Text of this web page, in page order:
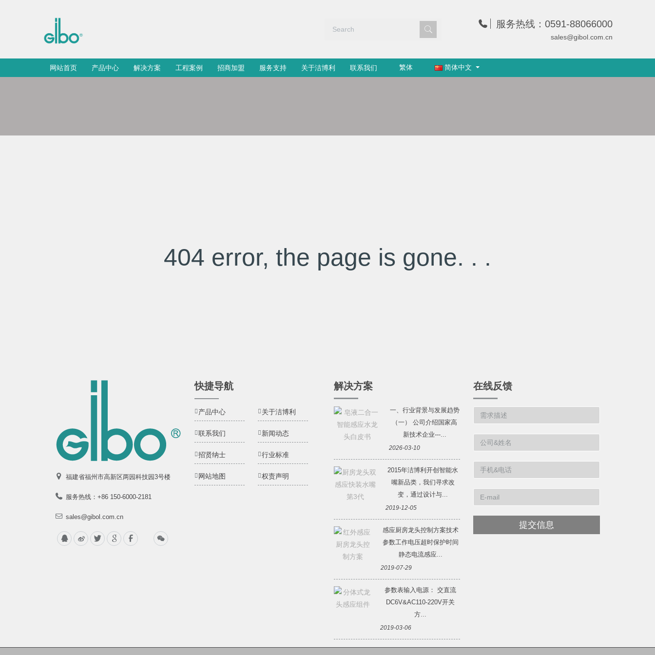
服务热线：0591-88066000
sales@gibol.com.cn
网站首页 产品中心 解决方案 工程案例 招商加盟 服务支持 关于洁博利 联系我们 繁体 简体中文
404 error, the page is gone. . .
福建省福州市高新区两园科技园3号楼
服务热线：+86 150-6000-2181
sales@gibol.com.cn
快捷导航
产品中心 关于洁博利
联系我们 新闻动态
招贤纳士 行业标准
网站地图 权责声明
解决方案
一、行业背景与发展趋势
（一） 公司介绍国家高
新技术企业---...
2026-03-10
2015年洁博利开创智能水
嘴新品类，我们寻求改
变，通过设计与...
2019-12-05
感应厨房龙头控制方案技术
参数工作电压超时保护时间
静态电流感应...
2019-07-29
参数表输入电源： 交直流
DC6V&AC110-220V开关
方...
2019-03-06
在线反馈
提交信息